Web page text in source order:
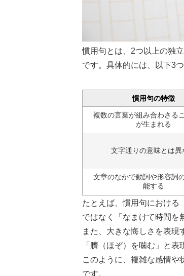
慣用句とは、2つ以上の独
です。具体的には、以下3
慣用句の特徴
複数の言葉が組み合わさる
が生まれる
文字通りの意味とは異
文章のなかで動詞や形容詞
能する
たとえば、慣用句における
ではなく「なまけて時間を
また、大きな悔しさを表現
「臍（ほぞ）を噛む」と
このように、複雑な感情や
です。